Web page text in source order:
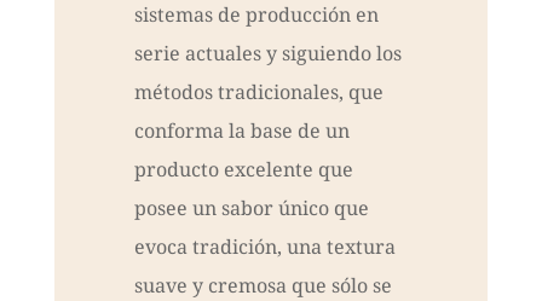
sistemas de producción en
serie actuales y siguiendo los
métodos tradicionales, que
conforma la base de un
producto excelente que
posee un sabor único que
evoca tradición, una textura
suave y cremosa que sólo se